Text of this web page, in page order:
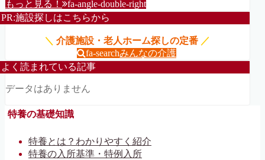
もっと見る！ fa-angle-double-right
PR:施設探しはこちらから
＼ 介護施設・老人ホーム探しの定番 ／
fa-searchみんなの介護
よく読まれている記事
データはありません
特養の基礎知識
特養とは？わかりやすく紹介
特養の入所基準・特例入所